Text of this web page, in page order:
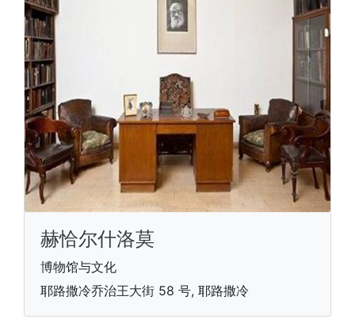
赫恰尔什洛莫
博物馆与文化
耶路撒冷乔治王大街 58 号, 耶路撒冷